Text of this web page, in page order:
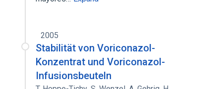
2005
Stabilität von Voriconazol-
Konzentrat und Voriconazol-
Infusionsbeuteln